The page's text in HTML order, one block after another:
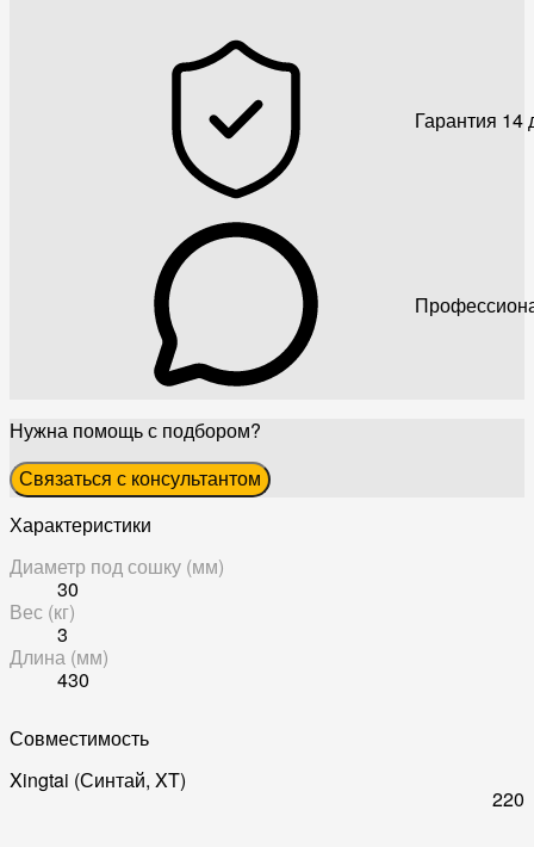
Гарантия 14
Нужна помощь с подбором?
Связаться с консультантом
Характеристики
Диаметр под сошку (мм)
30
Вес (кг)
3
Длина (мм)
430
Совместимость
Xingtai (Синтай, XT)
220